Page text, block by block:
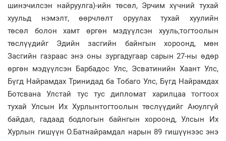
шинэчилсэн найруулга)-ийн төсөл, Эрчим хүчний тухай
хуульд нэмэлт, өөрчлөлт оруулах тухай хуулийн
төсөл болон хамт өргөн мэдүүлсэн хууль,тогтоолын
төслүүдийг Эдийн засгийн байнгын хороонд, мөн
Засгийн газраас энэ оны зургадугаар сарын 27-ны өдөр
өргөн мэдүүлсэн Барбадос Улс, Эсватинийн Хаант Улс,
Бүгд Найрамдах Тринидад ба Тобаго Улс, Бүгд Найрамдах
Ботсвана Улстай тус тус дипломат харилцаа тогтоох
тухай Улсын Их Хурлынтогтоолын төслүүдийг Аюулгүй
байдал, гадаад бодлогын байнгын хороонд, Улсын Их
Хурлын гишүүн О.Батнайрамдал нарын 89 гишүүнээс энэ